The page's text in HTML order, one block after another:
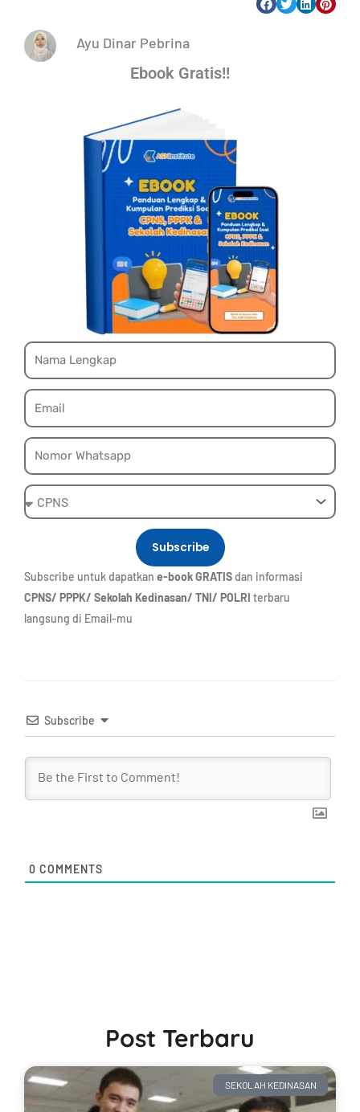
Ayu Dinar Pebrina
Ebook Gratis!!
Name
Email
Whatsapp
Ebook
Subscribe
Subscribe untuk dapatkan e-book GRATISdan informasi
CPNS/ PPPK/ Sekolah Kedinasan/ TNI/ POLRI terbaru
langsung di Email-mu
Subscribe
0 COMMENTS
Post Terbaru
SEKOLAH KEDINASAN